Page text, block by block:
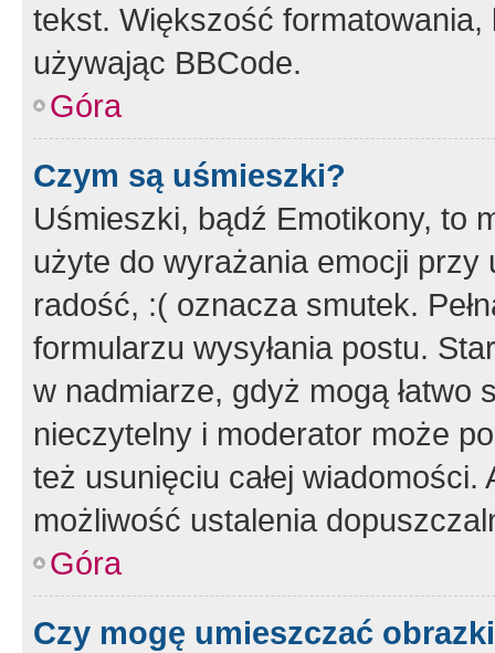
tekst. Większość
używając BBCode.
Góra
Czym są uśmieszki?
Uśmieszki, bądź Emotikony, to
użyte do wyrażania emocji
radość, :( oznacza smutek.
formularzu wysyłania postu.
w nadmiarze, gdyż mogą
nieczytelny i moderator może
też usunięciu całej
możliwość ustalenia
Góra
Czy mogę umieszczać